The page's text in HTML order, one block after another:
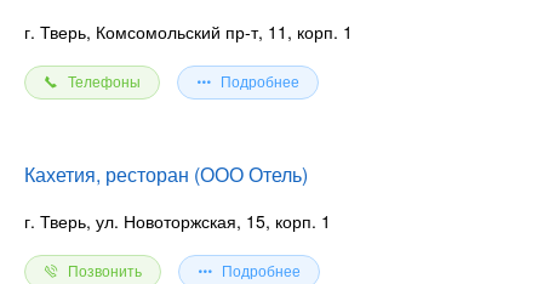
г. Тверь, Комсомольский пр-т, 11, корп. 1
Телефоны Подробнее
Кахетия, ресторан (ООО Отель)
г. Тверь, ул. Новоторжская, 15, корп. 1
Позвонить Подробнее